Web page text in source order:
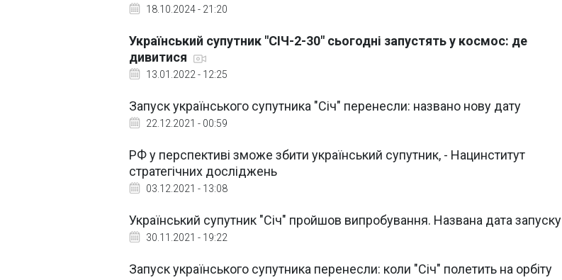
18.10.2024 - 21:20
Український супутник "СІЧ-2-30" сьогодні запустять у космос: де
дивитися
13.01.2022 - 12:25
Запуск українського супутника "Січ" перенесли: названо нову дату
22.12.2021 - 00:59
РФ у перспективі зможе збити український супутник, - Нацинститут
стратегічних досліджень
03.12.2021 - 13:08
Український супутник "Січ" пройшов випробування. Названа дата запуску
30.11.2021 - 19:22
Запуск українського супутника перенесли: коли "Січ" полетить на орбіту